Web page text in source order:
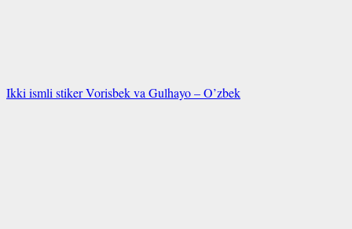
Ikki ismli stiker Vorisbek va Gulhayo – O’zbek